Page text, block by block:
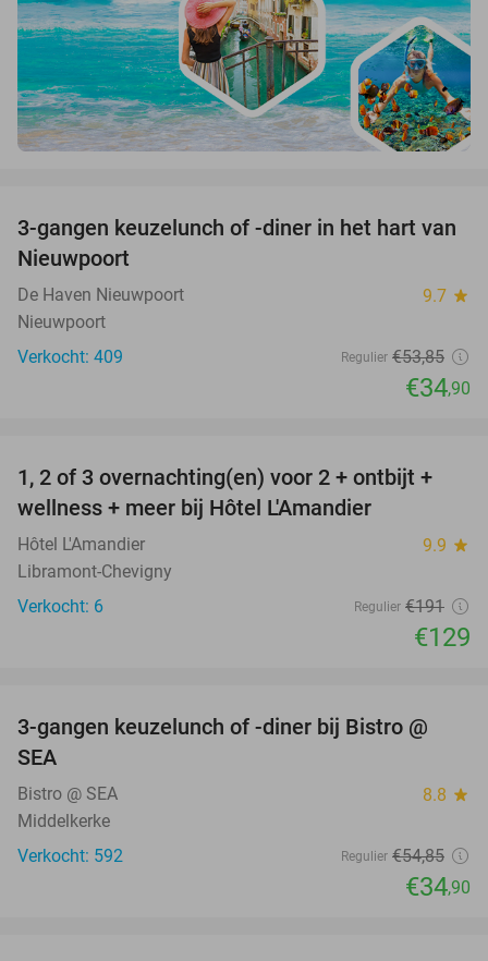
35%
3-gangen keuzelunch of -diner in het hart van
Nieuwpoort
De Haven Nieuwpoort 9.7 star
Nieuwpoort
Verkocht: 409
Regulier €53,85
€34,90
32%
TODAY
1, 2 of 3 overnachting(en) voor 2 + ontbijt +
wellness + meer bij Hôtel L'Amandier
Hôtel L'Amandier 9.9 star
Libramont-Chevigny
Verkocht: 6
Regulier €191
€129
36%
3-gangen keuzelunch of -diner bij Bistro @
SEA
Bistro @ SEA 8.8 star
Middelkerke
Verkocht: 592
Regulier €54,85
€34,90